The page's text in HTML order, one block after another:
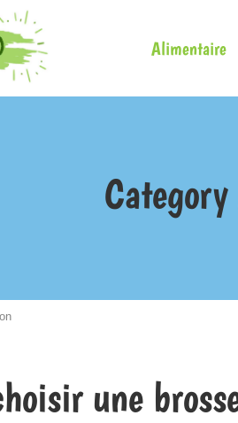
Alimentaire
une